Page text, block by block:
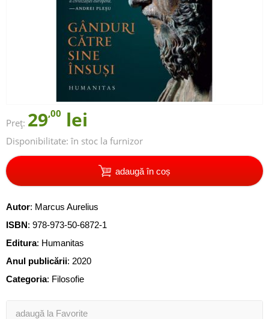
Preț: 29,00 lei
Disponibilitate: în stoc la furnizor
adaugă în coș
Autor: Marcus Aurelius
ISBN: 978-973-50-6872-1
Editura: Humanitas
Anul publicării: 2020
Categoria: Filosofie
adaugă la Favorite